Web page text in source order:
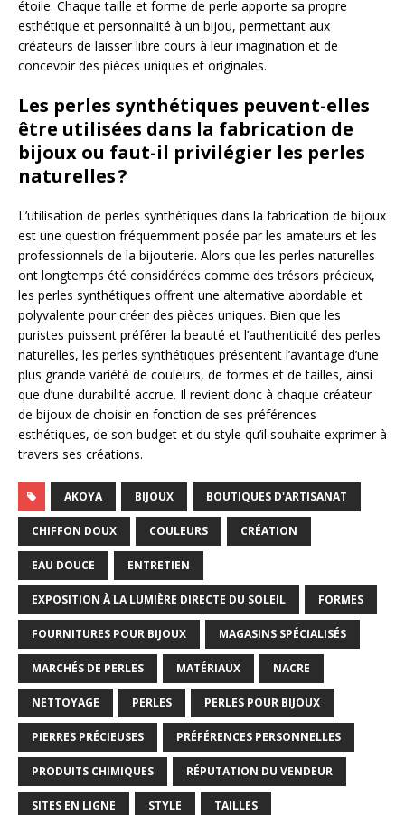
étoile. Chaque taille et forme de perle apporte sa propre
esthétique et personnalité à un bijou, permettant aux
créateurs de laisser libre cours à leur imagination et de
concevoir des pièces uniques et originales.
Les perles synthétiques peuvent-elles
être utilisées dans la fabrication de
bijoux ou faut-il privilégier les perles
naturelles ?
L’utilisation de perles synthétiques dans la fabrication de bijoux
est une question fréquemment posée par les amateurs et les
professionnels de la bijouterie. Alors que les perles naturelles
ont longtemps été considérées comme des trésors précieux,
les perles synthétiques offrent une alternative abordable et
polyvalente pour créer des pièces uniques. Bien que les
puristes puissent préférer la beauté et l’authenticité des perles
naturelles, les perles synthétiques présentent l’avantage d’une
plus grande variété de couleurs, de formes et de tailles, ainsi
que d’une durabilité accrue. Il revient donc à chaque créateur
de bijoux de choisir en fonction de ses préférences
esthétiques, de son budget et du style qu’il souhaite exprimer à
travers ses créations.
AKOYA BIJOUX BOUTIQUES D'ARTISANAT
CHIFFON DOUX COULEURS CRÉATION
EAU DOUCE ENTRETIEN
EXPOSITION À LA LUMIÈRE DIRECTE DU SOLEIL FORMES
FOURNITURES POUR BIJOUX MAGASINS SPÉCIALISÉS
MARCHÉS DE PERLES MATÉRIAUX NACRE
NETTOYAGE PERLES PERLES POUR BIJOUX
PIERRES PRÉCIEUSES PRÉFÉRENCES PERSONNELLES
PRODUITS CHIMIQUES RÉPUTATION DU VENDEUR
SITES EN LIGNE STYLE TAILLES